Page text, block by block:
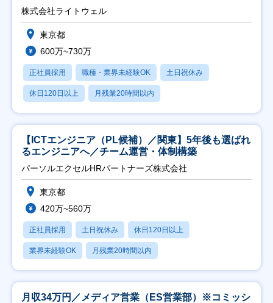
能】
株式会社ライトウェル
東京都
600万~730万
正社員採用 職種・業界未経験OK 土日祝休み
休日120日以上 月残業20時間以内
【ICTエンジニア（PL候補）／関東】5年後も選ばれ
るエンジニアへ／チーム運営・体制構築
パーソルエクセルHRパートナーズ株式会社
東京都
420万~560万
正社員採用 土日祝休み 休日120日以上
業界未経験OK 月残業20時間以内
月収34万円／メディア営業（ES営業部）※コミッシ